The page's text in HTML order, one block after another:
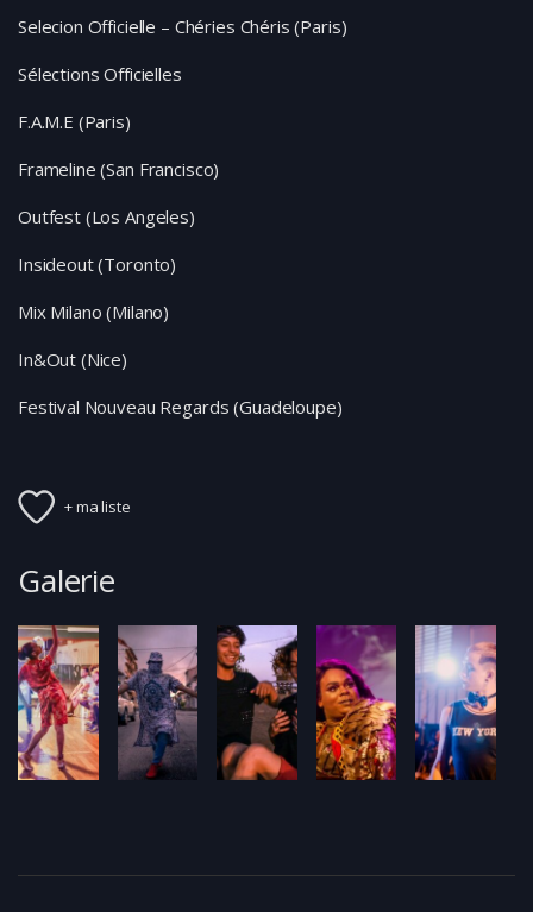
+ ma liste
Selecion Officielle – Chéries Chéris (Paris)
Sélections Officielles
F.A.M.E (Paris)
Frameline (San Francisco)
Outfest (Los Angeles)
Insideout (Toronto)
Mix Milano (Milano)
In&Out (Nice)
Festival Nouveau Regards (Guadeloupe)
Galerie